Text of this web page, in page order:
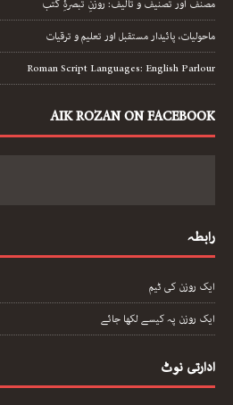
مصنف اور تصنیف و تالیف: روزنِ تبصرۂِ کُتب
ماحولیات، پائیدار مستقبل اور تعلیم و ترقیات
Roman Script Languages: English Parlour
AIK ROZAN ON FACEBOOK
رابطہ
ایک روزن کی ٹیم
ایک روزن پہ کیسے لکھا جائے
ادارتی نوٹ